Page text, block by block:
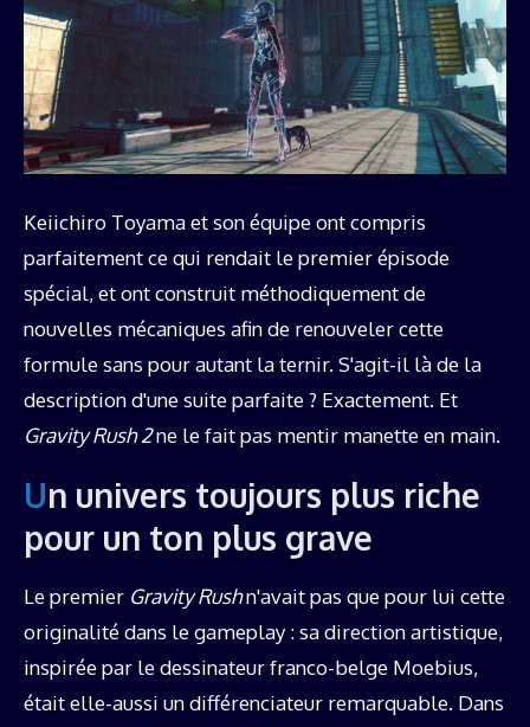
Keiichiro Toyama et son équipe ont compris
parfaitement ce qui rendait le premier épisode
spécial, et ont construit méthodiquement de
nouvelles mécaniques afin de renouveler cette
formule sans pour autant la ternir. S'agit-il là de la
description d'une suite parfaite ? Exactement. Et
Gravity Rush 2ne le fait pas mentir manette en main.
Un univers toujours plus riche
pour un ton plus grave
Le premier Gravity Rushn'avait pas que pour lui cette
originalité dans le gameplay : sa direction artistique,
inspirée par le dessinateur franco-belge Moebius,
était elle-aussi un différenciateur remarquable. Dans